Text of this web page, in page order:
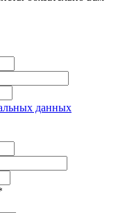
данных